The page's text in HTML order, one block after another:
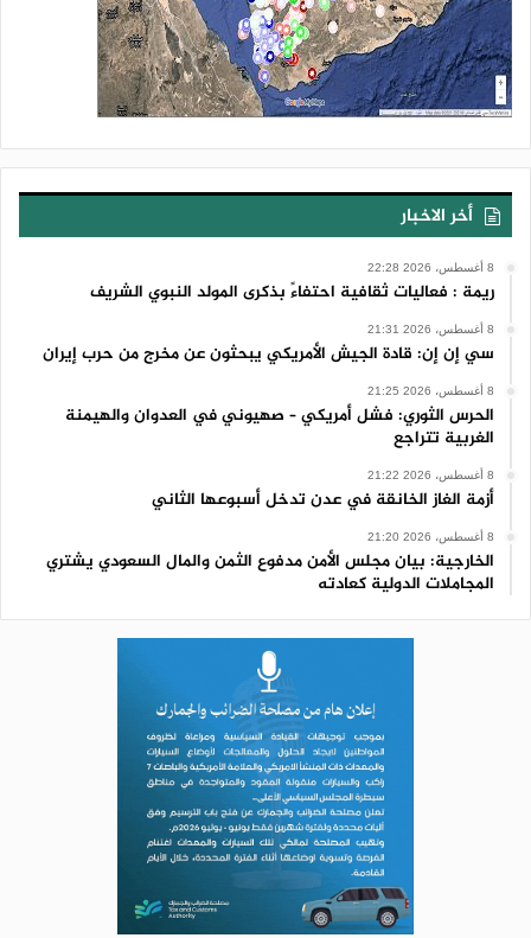
أخر الاخبار
8 أغسطس، 2026 22:28
ريمة : فعاليات ثقافية احتفاءً بذكرى المولد النبوي الشريف
8 أغسطس، 2026 21:31
سي إن إن: قادة الجيش الأمريكي يبحثون عن مخرج من حرب إيران
8 أغسطس، 2026 21:25
الحرس الثوري: فشل أمريكي – صهيوني في العدوان والهيمنة
الغربية تتراجع
8 أغسطس، 2026 21:22
أزمة الغاز الخانقة في عدن تدخل أسبوعها الثاني
8 أغسطس، 2026 21:20
الخارجية: بيان مجلس الأمن مدفوع الثمن والمال السعودي يشتري
المجاملات الدولية كعادته